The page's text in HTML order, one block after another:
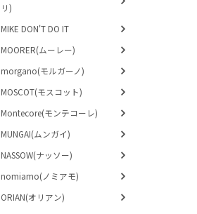
リ)
MIKE DON'T DO IT
MOORER(ムーレー)
morgano(モルガーノ)
MOSCOT(モスコット)
Montecore(モンテコーレ)
MUNGAI(ムンガイ)
NASSOW(ナッソー)
nomiamo(ノミアモ)
ORIAN(オリアン)